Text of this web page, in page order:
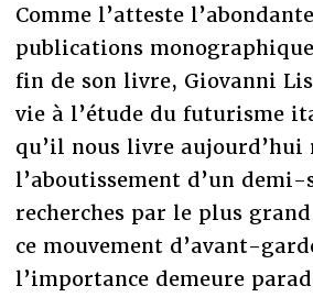
Comme l’atteste
publications
fin de son livre, Giovanni
vie à l’étude du futurisme
qu’il nous livre aujourd’hui
l’aboutissement d’un demi-
recherches par le plus
ce mouvement d’avant-
l’importance demeure